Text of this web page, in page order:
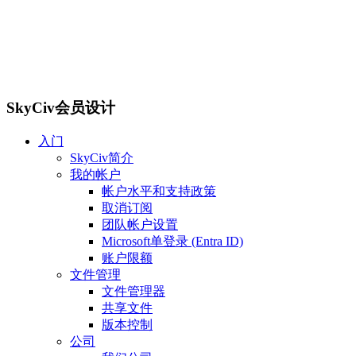
SkyCiv会员设计
入门
SkyCiv简介
我的帐户
帐户水平和支持政策
取消订阅
团队帐户设置
Microsoft单登录 (Entra ID)
账户限额
文件管理
文件管理器
共享文件
版本控制
公司